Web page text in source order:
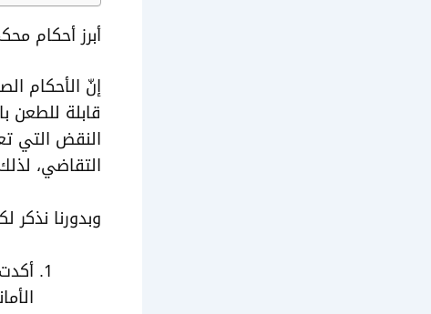
أبرز أحكام
إنّ الأحكام
قابلة للطعن
النقض التي
التقاضي،
وبدورنا نذكر